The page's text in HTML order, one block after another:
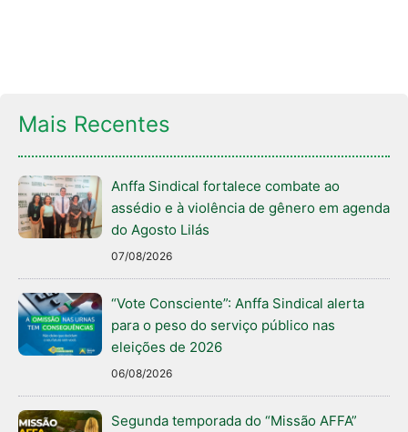
Mais Recentes
Anffa Sindical fortalece combate ao
assédio e à violência de gênero em agenda
do Agosto Lilás
07/08/2026
“Vote Consciente”: Anffa Sindical alerta
para o peso do serviço público nas
eleições de 2026
06/08/2026
Segunda temporada do “Missão AFFA”